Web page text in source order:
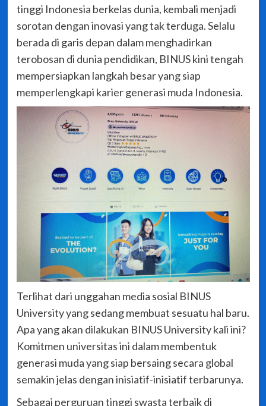
tinggi Indonesia berkelas dunia, kembali menjadi
sorotan dengan inovasi yang tak terduga. Selalu
berada di garis depan dalam menghadirkan
terobosan di dunia pendidikan, BINUS kini tengah
mempersiapkan langkah besar yang siap
memperlengkapi karier generasi muda Indonesia.
Terlihat dari unggahan media sosial BINUS
University yang sedang membuat sesuatu hal baru.
Apa yang akan dilakukan BINUS University kali ini?
Komitmen universitas ini dalam membentuk
generasi muda yang siap bersaing secara global
semakin jelas dengan inisiatif-inisiatif terbarunya.
Sebagai perguruan tinggi swasta terbaik di